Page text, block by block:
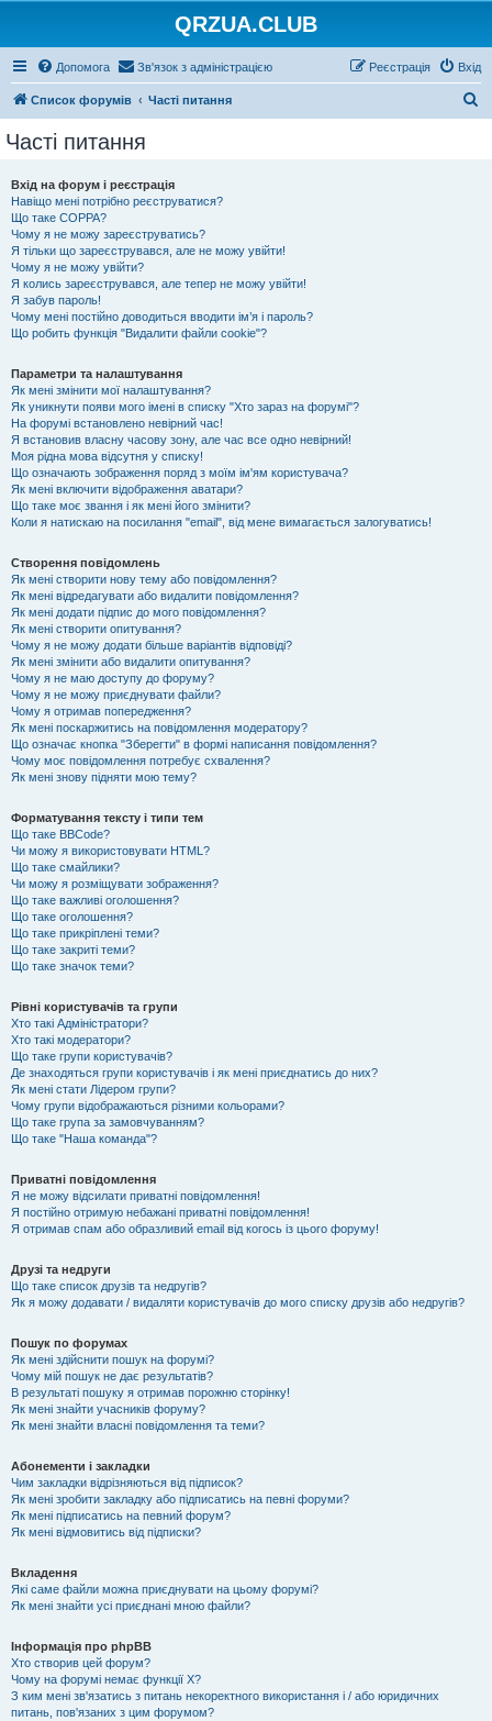
QRZUA.CLUB
Допомога Зв'язок з адміністрацією Вхід
Реєстрація
Список форумів Часті питання
Часті питання
Вхід на форум і реєстрація
Навіщо мені потрібно реєструватися?
Що таке COPPA?
Чому я не можу зареєструватись?
Я тільки що зареєструвався, але не можу увійти!
Чому я не можу увійти?
Я колись зареєструвався, але тепер не можу увійти!
Я забув пароль!
Чому мені постійно доводиться вводити ім’я і пароль?
Що робить функція "Видалити файли cookie"?
Параметри та налаштування
Як мені змінити мої налаштування?
Як уникнути появи мого імені в списку "Хто зараз на форумі"?
На форумі встановлено невірний час!
Я встановив власну часову зону, але час все одно невірний!
Моя рідна мова відсутня у списку!
Що означають зображення поряд з моїм ім'ям користувача?
Як мені включити відображення аватари?
Що таке моє звання і як мені його змінити?
Коли я натискаю на посилання "email", від мене вимагається залогуватись!
Створення повідомлень
Як мені створити нову тему або повідомлення?
Як мені відредагувати або видалити повідомлення?
Як мені додати підпис до мого повідомлення?
Як мені створити опитування?
Чому я не можу додати більше варіантів відповіді?
Як мені змінити або видалити опитування?
Чому я не маю доступу до форуму?
Чому я не можу приєднувати файли?
Чому я отримав попередження?
Як мені поскаржитись на повідомлення модератору?
Що означає кнопка "Зберегти" в формі написання повідомлення?
Чому моє повідомлення потребує схвалення?
Як мені знову підняти мою тему?
Форматування тексту і типи тем
Що таке BBCode?
Чи можу я використовувати HTML?
Що таке смайлики?
Чи можу я розміщувати зображення?
Що таке важливі оголошення?
Що таке оголошення?
Що таке прикріплені теми?
Що таке закриті теми?
Що таке значок теми?
Рівні користувачів та групи
Хто такі Адміністратори?
Хто такі модератори?
Що таке групи користувачів?
Де знаходяться групи користувачів і як мені приєднатись до них?
Як мені стати Лідером групи?
Чому групи відображаються різними кольорами?
Що таке група за замовчуванням?
Що таке "Наша команда"?
Приватні повідомлення
Я не можу відсилати приватні повідомлення!
Я постійно отримую небажані приватні повідомлення!
Я отримав спам або образливий email від когось із цього форуму!
Друзі та недруги
Що таке список друзів та недругів?
Як я можу додавати / видаляти користувачів до мого списку друзів або недругів?
Пошук по форумах
Як мені здійснити пошук на форумі?
Чому мій пошук не дає результатів?
В результаті пошуку я отримав порожню сторінку!
Як мені знайти учасників форуму?
Як мені знайти власні повідомлення та теми?
Абонементи і закладки
Чим закладки відрізняються від підписок?
Як мені зробити закладку або підписатись на певні форуми?
Як мені підписатись на певний форум?
Як мені відмовитись від підписки?
Вкладення
Які саме файли можна приєднувати на цьому форумі?
Як мені знайти усі приєднані мною файли?
Інформація про phpBB
Хто створив цей форум?
Чому на форумі немає функції X?
З ким мені зв'язатись з питань некоректного використання і / або юридичних
питань, пов'язаних з цим форумом?